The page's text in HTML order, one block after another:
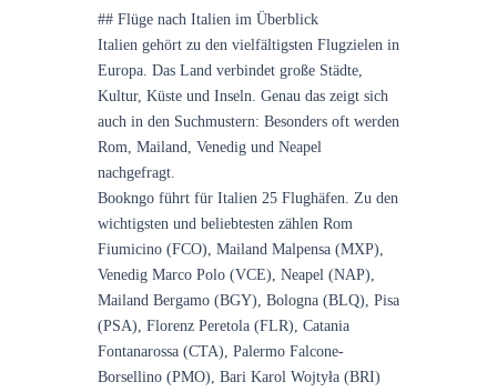
## Flüge nach Italien im Überblick
Italien gehört zu den vielfältigsten Flugzielen in
Europa. Das Land verbindet große Städte,
Kultur, Küste und Inseln. Genau das zeigt sich
auch in den Suchmustern: Besonders oft werden
Rom, Mailand, Venedig und Neapel
nachgefragt.
Bookngo führt für Italien 25 Flughäfen. Zu den
wichtigsten und beliebtesten zählen Rom
Fiumicino (FCO), Mailand Malpensa (MXP),
Venedig Marco Polo (VCE), Neapel (NAP),
Mailand Bergamo (BGY), Bologna (BLQ), Pisa
(PSA), Florenz Peretola (FLR), Catania
Fontanarossa (CTA), Palermo Falcone-
Borsellino (PMO), Bari Karol Wojtyła (BRI)